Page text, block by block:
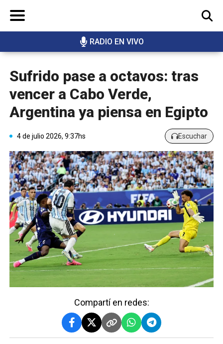
RADIO EN VIVO
BUSCAR
Sufrido pase a octavos: tras
vencer a Cabo Verde,
Argentina ya piensa en Egipto
4 de julio 2026, 9:37hs Escuchar
Compartí en redes: